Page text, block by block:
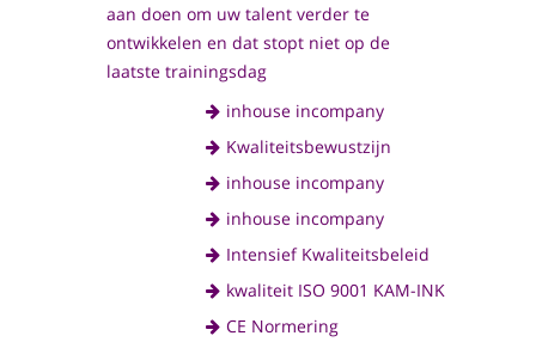
aan doen om uw talent verder te
ontwikkelen en dat stopt niet op de
laatste trainingsdag
inhouse incompany
Kwaliteitsbewustzijn
inhouse incompany
inhouse incompany
Intensief Kwaliteitsbeleid
kwaliteit ISO 9001 KAM-INK
CE Normering